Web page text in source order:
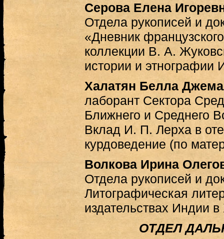
Серова Елена
Отдела рукописей и
«Дневник
коллекции В. А.
истории и этнографии
Халатян Белла
лаборант Сектора
Ближнего и Среднего
Вклад И. П. Лерха в
курдоведение (по
Волкова Ирина
Отдела рукописей и
Литографическая
издательствах Индии
ОТДЕЛ